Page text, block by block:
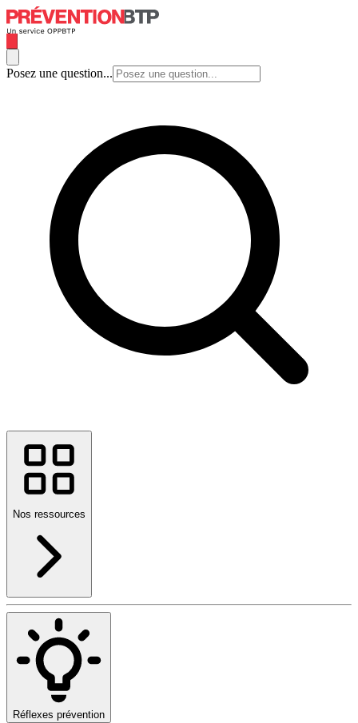
Posez une question...
Nos ressources
Réflexes prévention